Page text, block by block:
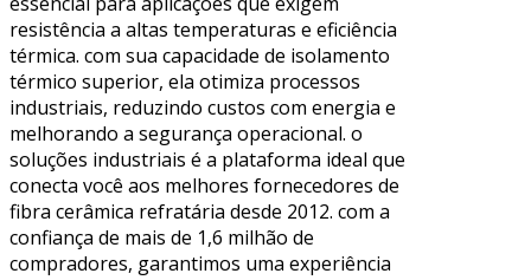
resistência a altas temperaturas e eficiência
térmica. com sua capacidade de isolamento
térmico superior, ela otimiza processos
industriais, reduzindo custos com energia e
melhorando a segurança operacional. o
soluções industriais é a plataforma ideal que
conecta você aos melhores fornecedores de
fibra cerâmica refratária desde 2012. com a
confiança de mais de 1,6 milhão de
compradores, garantimos uma experiência